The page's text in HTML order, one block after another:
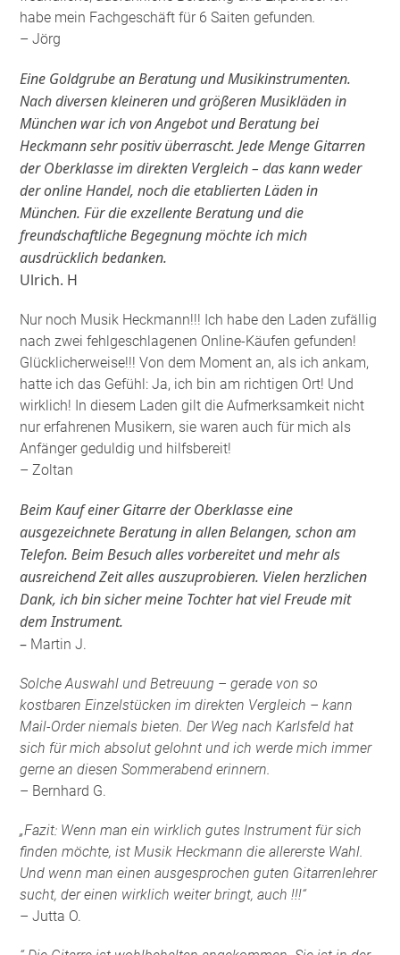
habe mein Fachgeschäft für 6 Saiten gefunden.
– Jörg
Eine Goldgrube an Beratung und Musikinstrumenten.
Nach diversen kleineren und größeren Musikläden in
München war ich von Angebot und Beratung bei
Heckmann sehr positiv überrascht. Jede Menge Gitarren
der Oberklasse im direkten Vergleich – das kann weder
der online Handel, noch die etablierten Läden in
München. Für die exzellente Beratung und die
freundschaftliche Begegnung möchte ich mich
ausdrücklich bedanken.
Ulrich. H
Nur noch Musik Heckmann!!! Ich habe den Laden zufällig
nach zwei fehlgeschlagenen Online-Käufen gefunden!
Glücklicherweise!!! Von dem Moment an, als ich ankam,
hatte ich das Gefühl: Ja, ich bin am richtigen Ort! Und
wirklich! In diesem Laden gilt die Aufmerksamkeit nicht
nur erfahrenen Musikern, sie waren auch für mich als
Anfänger geduldig und hilfsbereit!
– Zoltan
Beim Kauf einer Gitarre der Oberklasse eine
ausgezeichnete Beratung in allen Belangen, schon am
Telefon. Beim Besuch alles vorbereitet und mehr als
ausreichend Zeit alles auszuprobieren. Vielen herzlichen
Dank, ich bin sicher meine Tochter hat viel Freude mit
dem Instrument.
– Martin J.
Solche Auswahl und Betreuung – gerade von so
kostbaren Einzelstücken im direkten Vergleich – kann
Mail-Order niemals bieten. Der Weg nach Karlsfeld hat
sich für mich absolut gelohnt und ich werde mich immer
gerne an diesen Sommerabend erinnern.
– Bernhard G.
„Fazit: Wenn man ein wirklich gutes Instrument für sich
finden möchte, ist Musik Heckmann die allererste Wahl.
Und wenn man einen ausgesprochen guten Gitarrenlehrer
sucht, der einen wirklich weiter bringt, auch !!!“
– Jutta O.